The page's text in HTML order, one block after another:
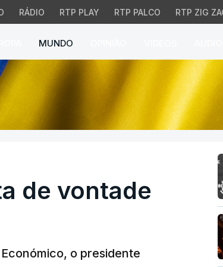
RÁDIO RTP PLAY RTP PALCO RTP ZIG
MUNDO
vontade
de vontade
o presidente